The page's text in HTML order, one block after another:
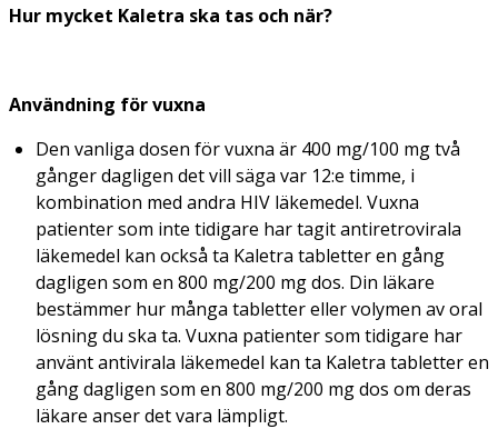
Hur mycket Kaletra ska tas och när?
Användning för vuxna
Den vanliga dosen för vuxna är 400 mg/100 mg två
gånger dagligen det vill säga var 12:e timme, i
kombination med andra HIV läkemedel. Vuxna
patienter som inte tidigare har tagit antiretrovirala
läkemedel kan också ta Kaletra tabletter en gång
dagligen som en 800 mg/200 mg dos. Din läkare
bestämmer hur många tabletter eller volymen av oral
lösning du ska ta. Vuxna patienter som tidigare har
använt antivirala läkemedel kan ta Kaletra tabletter en
gång dagligen som en 800 mg/200 mg dos om deras
läkare anser det vara lämpligt.